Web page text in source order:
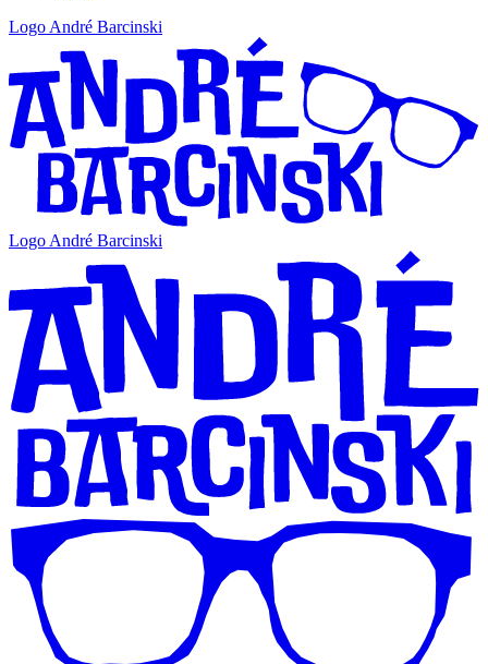
Logo André Barcinski
Logo André Barcinski